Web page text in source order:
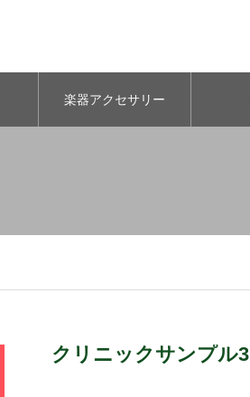
楽器アクセサリー
クリニックサンプル3